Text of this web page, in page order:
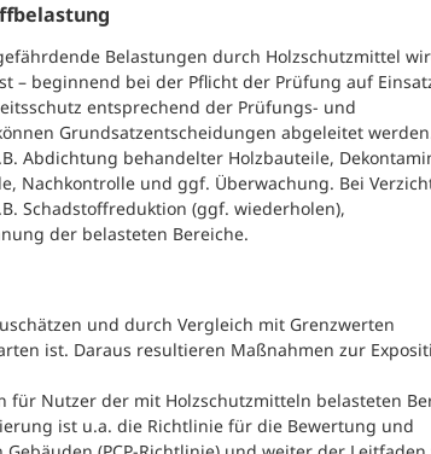
Belastungen durch Holzschutzmittel
– beginnend bei der Pflicht der Prüfung auf
entsprechend der Prüfungs- und
Grundsatzentscheidungen abgeleitet
Abdichtung behandelter Holzbauteile,
Nachkontrolle und ggf. Überwachung. Bei
Schadstoffreduktion (ggf. wiederholen),
der belasteten Bereiche.
und durch Vergleich mit Grenzwerten
ist. Daraus resultieren Maßnahmen zur
Nutzer der mit Holzschutzmitteln belasteten
ist u.a. die Richtlinie für die Bewertung und